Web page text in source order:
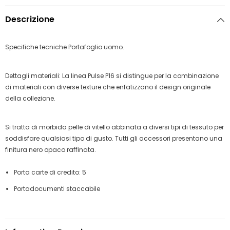
Descrizione
Specifiche tecniche Portafoglio uomo.
Dettagli materiali: La linea Pulse P16 si distingue per la combinazione
di materiali con diverse texture che enfatizzano il design originale
della collezione.
Si tratta di morbida pelle di vitello abbinata a diversi tipi di tessuto per
soddisfare qualsiasi tipo di gusto. Tutti gli accessori presentano una
finitura nero opaco raffinata.
Porta carte di credito: 5
Portadocumenti staccabile